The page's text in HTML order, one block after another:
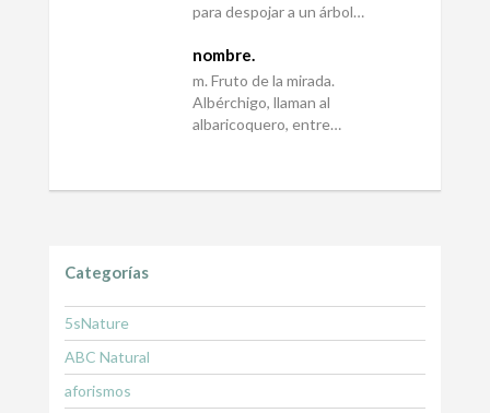
para despojar a un árbol…
nombre.
m. Fruto de la mirada.
Albérchigo, llaman al
albaricoquero, entre…
Categorías
5sNature
ABC Natural
aforismos